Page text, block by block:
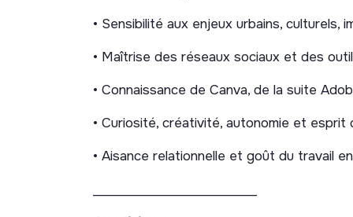
• Réaliser des interviews et portraits
temps forts des projets et des
Réseaux sociaux & communication
Participer à l’animation des réseaux
l’agence (site internet, réseaux
• Sensibilité aux enjeux urbains, culturels,
• Maîtrise des réseaux sociaux et des
• Connaissance de Canva, de la suite
• Curiosité, créativité, autonomie et esprit
• Aisance relationnelle et goût du travail